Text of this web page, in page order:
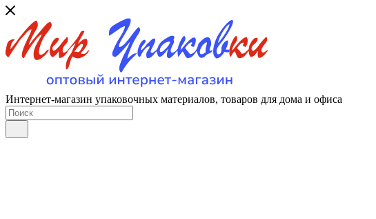
Интернет-магазин упаковочных материалов, товаров для дома и офиса